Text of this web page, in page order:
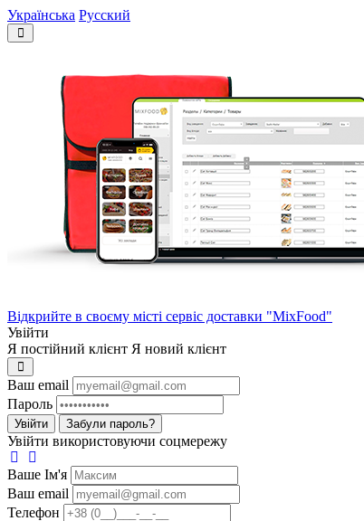
Українська Русский
Відкрийте в своєму місті сервіс доставки "MixFood"
Увійти
Я постійний клієнт Я новий клієнт
Ваш email
Пароль
Увійти Забули пароль?
Увійти використовуючи соцмережу
Ваше Iм'я
Ваш email
Телефон